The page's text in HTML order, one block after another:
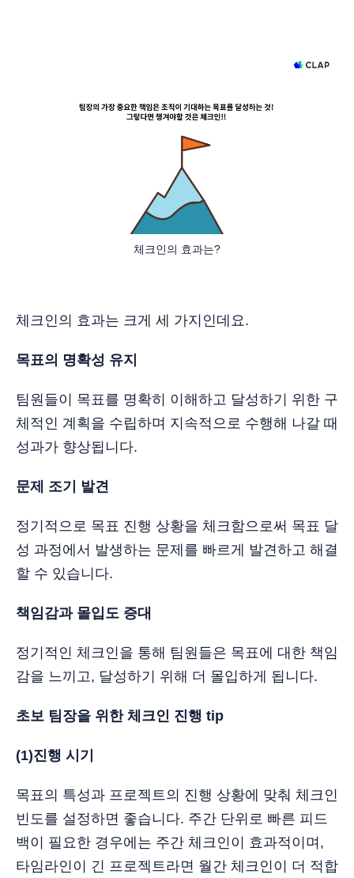
체크인의 효과는?
체크인의 효과는 크게 세 가지인데요.
목표의 명확성 유지
팀원들이 목표를 명확히 이해하고 달성하기 위한 구
체적인 계획을 수립하며 지속적으로 수행해 나갈 때
성과가 향상됩니다.
문제 조기 발견
정기적으로 목표 진행 상황을 체크함으로써 목표 달
성 과정에서 발생하는 문제를 빠르게 발견하고 해결
할 수 있습니다.
책임감과 몰입도 증대
정기적인 체크인을 통해 팀원들은 목표에 대한 책임
감을 느끼고, 달성하기 위해 더 몰입하게 됩니다.
초보 팀장을 위한 체크인 진행 tip
(1)진행 시기
목표의 특성과 프로젝트의 진행 상황에 맞춰 체크인
빈도를 설정하면 좋습니다. 주간 단위로 빠른 피드
백이 필요한 경우에는 주간 체크인이 효과적이며,
타임라인이 긴 프로젝트라면 월간 체크인이 더 적합